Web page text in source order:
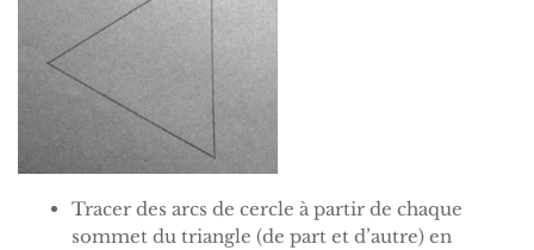
Tracer des arcs de cercle à partir de chaque
sommet du triangle (de part et d’autre) en